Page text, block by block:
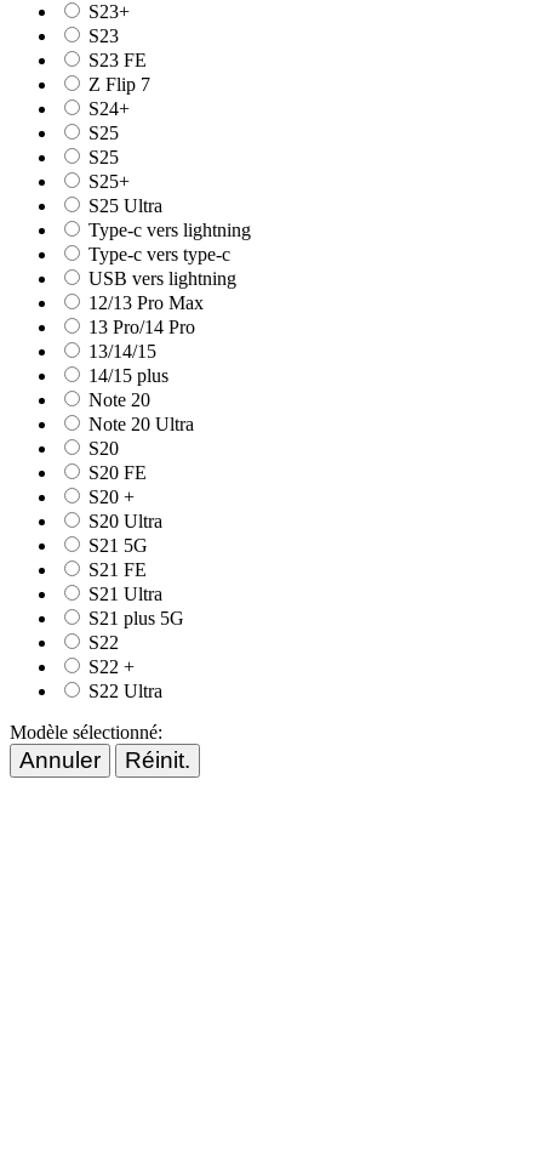
S23+
S23
S23 FE
Z Flip 7
S24+
S25
S25
S25+
S25 Ultra
Type-c vers lightning
Type-c vers type-c
USB vers lightning
12/13 Pro Max
13 Pro/14 Pro
13/14/15
14/15 plus
Note 20
Note 20 Ultra
S20
S20 FE
S20 +
S20 Ultra
S21 5G
S21 FE
S21 Ultra
S21 plus 5G
S22
S22 +
S22 Ultra
Modèle sélectionné:
Annuler Réinit.